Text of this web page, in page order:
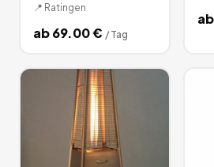
📍 Ratingen
ab69.00€ / Tag
ab